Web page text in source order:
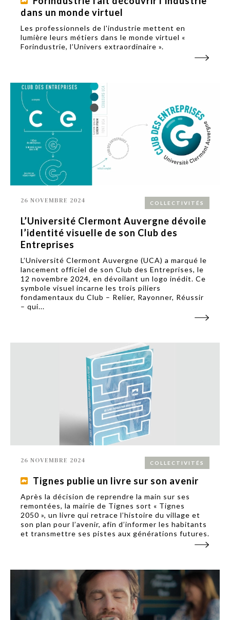
dans un monde virtuel
Les professionnels de l'industrie mettent en
lumière leurs métiers dans le monde virtuel «
Forindustrie, l’Univers extraordinaire ».
COLLECTIVITÉS
26 NOVEMBRE 2024
L’Université Clermont Auvergne dévoile
l’identité visuelle de son Club des
Entreprises
L’Université Clermont Auvergne (UCA) a marqué le
lancement officiel de son Club des Entreprises, le
12 novembre 2024, en dévoilant un logo inédit. Ce
symbole visuel incarne les trois piliers
fondamentaux du Club – Relier, Rayonner, Réussir
– qui...
COLLECTIVITÉS
26 NOVEMBRE 2024
Tignes publie un livre sur son avenir
Après la décision de reprendre la main sur ses
remontées, la mairie de Tignes sort « Tignes
2050 », un livre qui retrace l’histoire du village et
son plan pour l’avenir, afin d’informer les habitants
et transmettre ses pistes aux générations futures.